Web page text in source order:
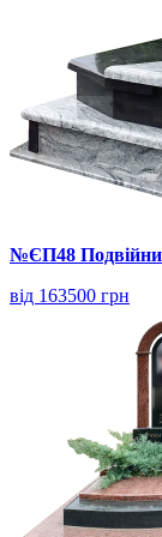
№ЄП48
від 163500 грн